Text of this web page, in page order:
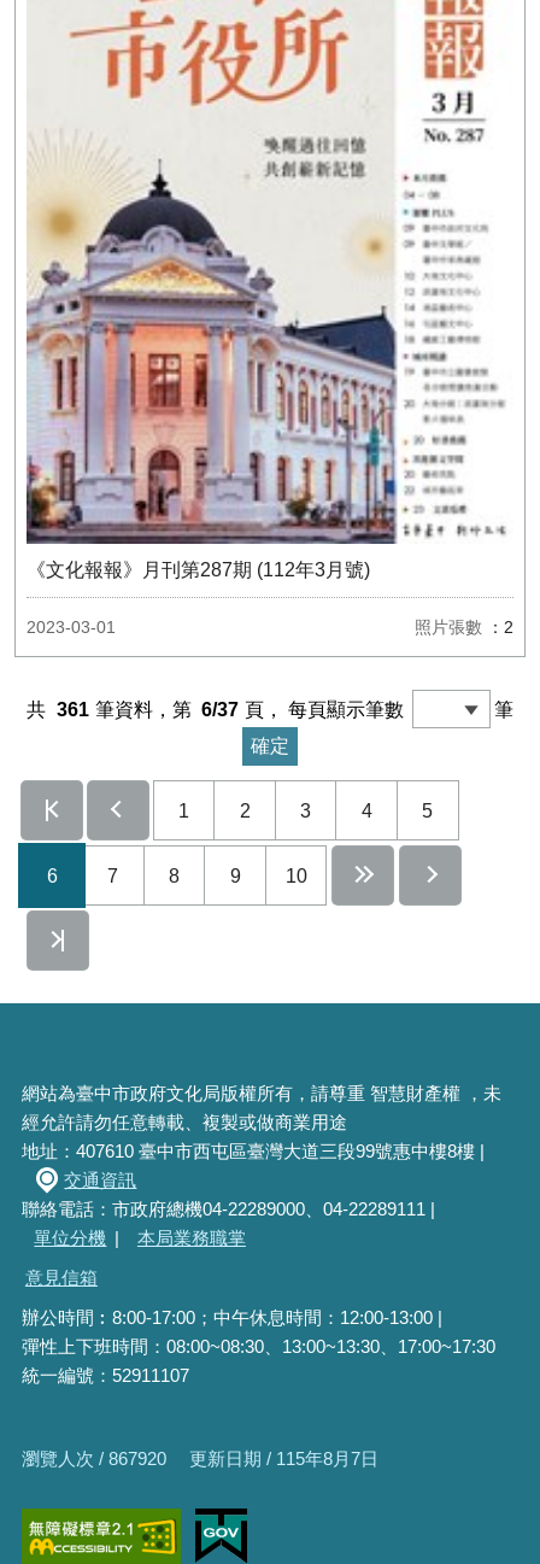
《文化報報》月刊第287期 (112年3月號)
2023-03-01 照片張數 ：2
共 361 筆資料，第 6/37 頁，每頁顯示筆數 筆
1 2 3 4 5
6 7 8 9 10
網站為臺中市政府文化局版權所有，請尊重 智慧財產權 ，未
經允許請勿任意轉載、複製或做商業用途
地址：407610 臺中市西屯區臺灣大道三段99號惠中樓8樓 |
交通資訊
聯絡電話：市政府總機04-22289000、04-22289111 |
單位分機 |
本局業務職掌
意見信箱
辦公時間︰8:00-17:00；中午休息時間：12:00-13:00 |
彈性上下班時間：08:00~08:30、13:00~13:30、17:00~17:30
統一編號：52911107
瀏覽人次 / 867920 更新日期 / 115年8月7日